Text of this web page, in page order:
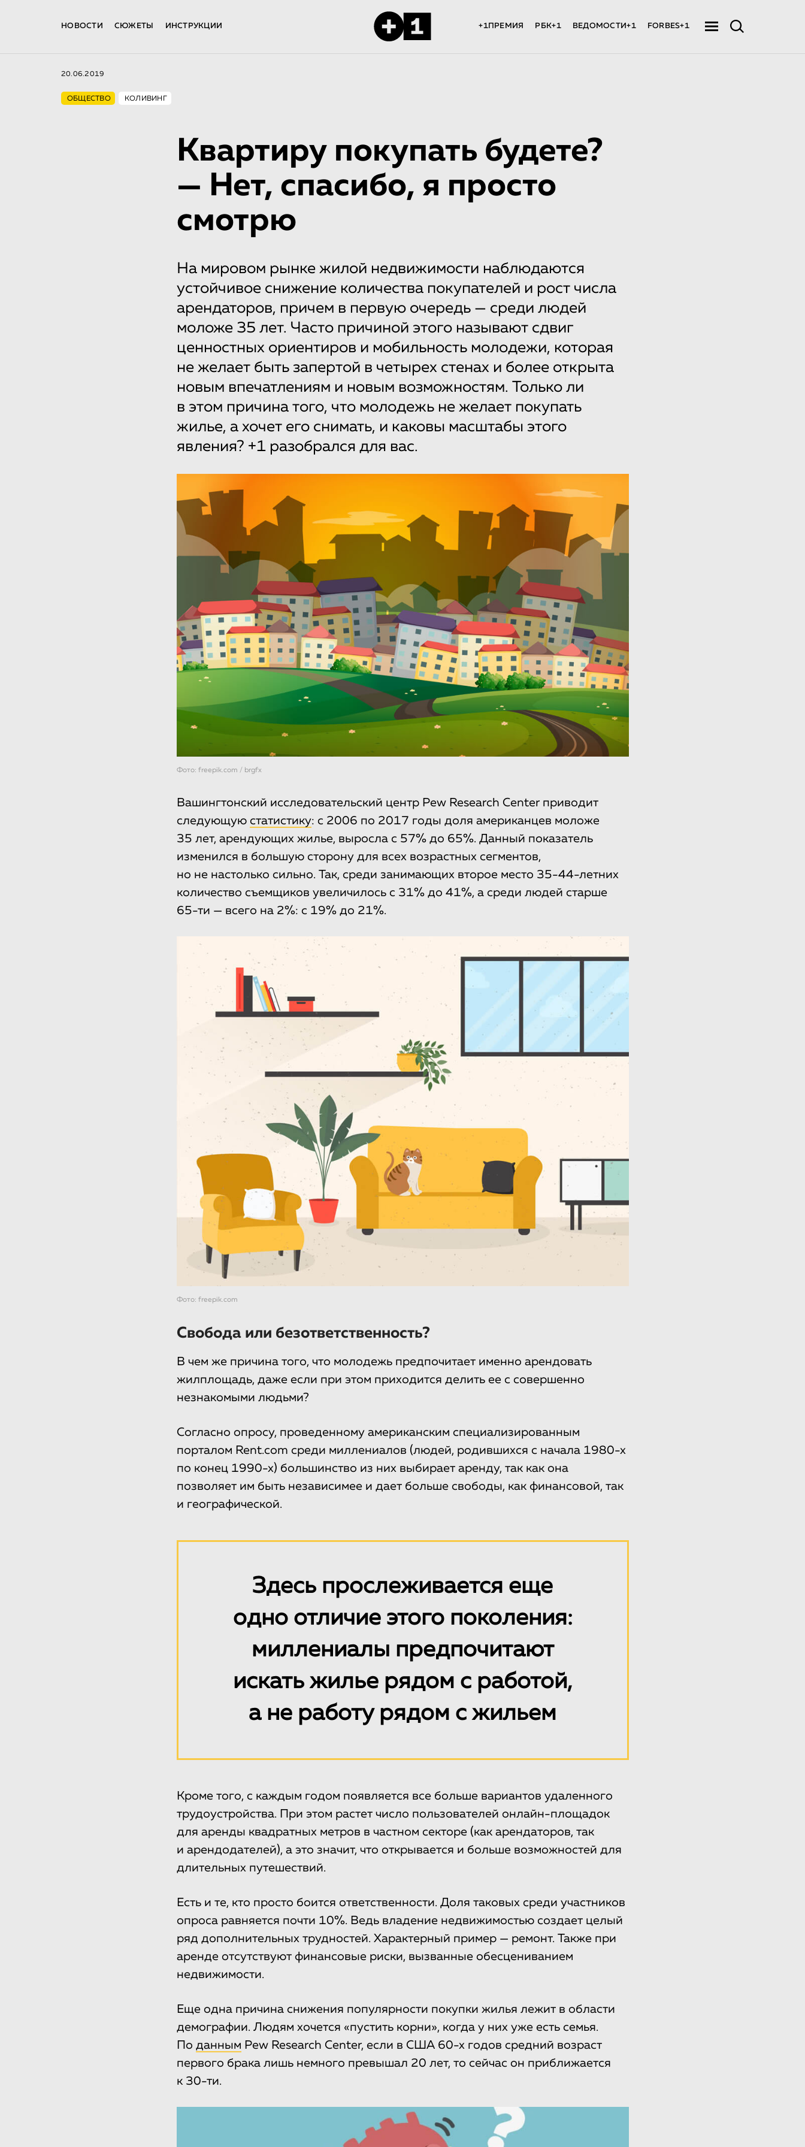
НОВОСТИ СЮЖЕТЫ ИНСТРУКЦИИ +1ПРЕМИЯ РБК+1 ВЕДОМОСТИ+1 FORBES+1
20.06.2019
ОБЩЕСТВО КОЛИВИНГ
Квартиру покупать будете?
— Нет, спасибо, я просто
смотрю
На мировом рынке жилой недвижимости наблюдаются
устойчивое снижение количества покупателей и рост числа
арендаторов, причем в первую очередь — среди людей
моложе 35 лет. Часто причиной этого называют сдвиг
ценностных ориентиров и мобильность молодежи, которая
не желает быть запертой в четырех стенах и более открыта
новым впечатлениям и новым возможностям. Только ли
в этом причина того, что молодежь не желает покупать
жилье, а хочет его снимать, и каковы масштабы этого
явления? +1 разобрался для вас.
Фото: freepik.com / brgfx
Вашингтонский исследовательский центр Pew Research Center приводит
следующую статистику: с 2006 по 2017 годы доля американцев моложе
35 лет, арендующих жилье, выросла с 57% до 65%. Данный показатель
изменился в большую сторону для всех возрастных сегментов,
но не настолько сильно. Так, среди занимающих второе место 35-44-летних
количество съемщиков увеличилось с 31% до 41%, а среди людей старше
65-ти — всего на 2%: с 19% до 21%.
Фото: freepik.com
Свобода или безответственность?
В чем же причина того, что молодежь предпочитает именно арендовать
жилплощадь, даже если при этом приходится делить ее с совершенно
незнакомыми людьми?
Согласно опросу, проведенному американским специализированным
порталом Rent.com среди миллениалов (людей, родившихся с начала 1980-х
по конец 1990-х) большинство из них выбирает аренду, так как она
позволяет им быть независимее и дает больше свободы, как финансовой, так
и географической.
Здесь прослеживается еще
одно отличие этого поколения:
миллениалы предпочитают
искать жилье рядом с работой,
а не работу рядом с жильем
Кроме того, с каждым годом появляется все больше вариантов удаленного
трудоустройства. При этом растет число пользователей онлайн-площадок
для аренды квадратных метров в частном секторе (как арендаторов, так
и арендодателей), а это значит, что открывается и больше возможностей для
длительных путешествий.
Есть и те, кто просто боится ответственности. Доля таковых среди участников
опроса равняется почти 10%. Ведь владение недвижимостью создает целый
ряд дополнительных трудностей. Характерный пример — ремонт. Также при
аренде отсутствуют финансовые риски, вызванные обесцениванием
недвижимости.
Еще одна причина снижения популярности покупки жилья лежит в области
демографии. Людям хочется «пустить корни», когда у них уже есть семья.
По данным Pew Research Center, если в США 60-х годов средний возраст
первого брака лишь немного превышал 20 лет, то сейчас он приближается
к 30-ти.